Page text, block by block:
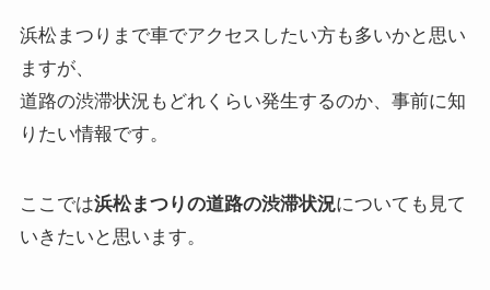
浜松まつりまで車でアクセスしたい方も多いかと思い
ますが、
道路の渋滞状況もどれくらい発生するのか、事前に知
りたい情報です。
ここでは浜松まつりの道路の渋滞状況についても見て
いきたいと思います。